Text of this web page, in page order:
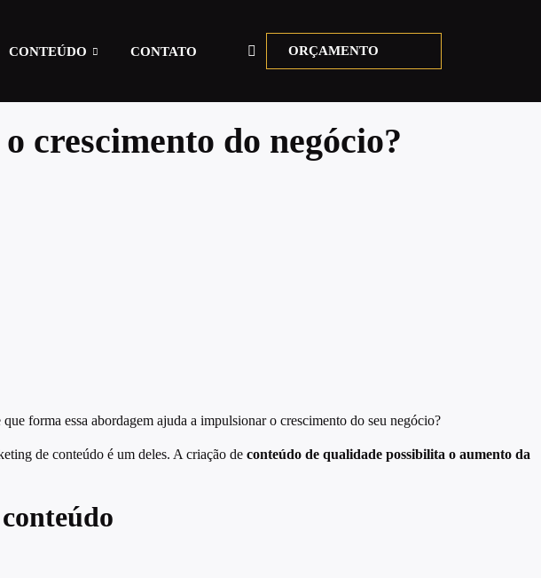
CONTEÚDO CONTATO ORÇAMENTO
crescimento do negócio?
forma essa abordagem ajuda a impulsionar o crescimento do seu negócio?
de conteúdo é um deles. A criação de conteúdo de qualidade possibilita o aumento da